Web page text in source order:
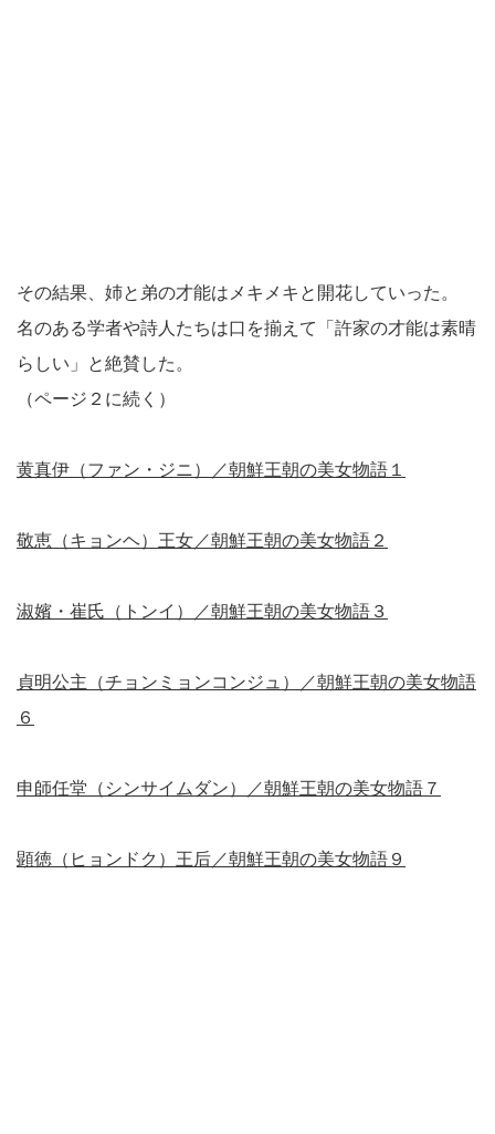
その結果、姉と弟の才能はメキメキと開花していった。
名のある学者や詩人たちは口を揃えて「許家の才能は素晴
らしい」と絶賛した。
（ページ２に続く）
黄真伊（ファン・ジニ）／朝鮮王朝の美女物語１
敬恵（キョンヘ）王女／朝鮮王朝の美女物語２
淑嬪・崔氏（トンイ）／朝鮮王朝の美女物語３
貞明公主（チョンミョンコンジュ）／朝鮮王朝の美女物語
６
申師任堂（シンサイムダン）／朝鮮王朝の美女物語７
顕徳（ヒョンドク）王后／朝鮮王朝の美女物語９